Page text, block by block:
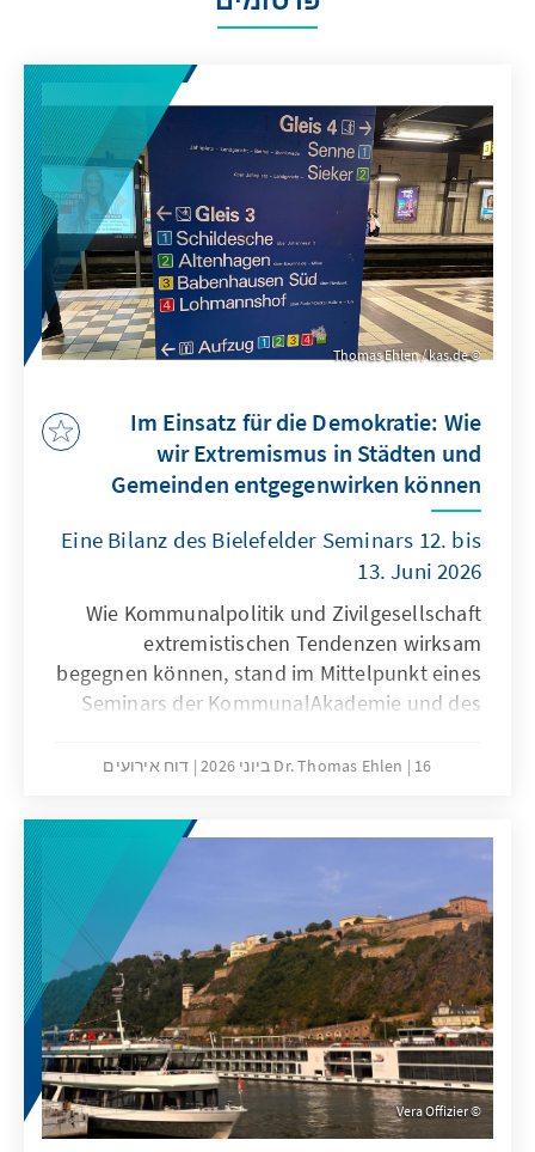
Thomas Ehlen / kas.de
Im Einsatz für die Demokratie: Wie
wir Extremismus in Städten und
Gemeinden entgegenwirken können
Eine Bilanz des Bielefelder Seminars 12. bis
13. Juni 2026
Wie Kommunalpolitik und Zivilgesellschaft
extremistischen Tendenzen wirksam
begegnen können, stand im Mittelpunkt eines
Seminars der KommunalAkademie und des
Westfalen der Konrad-Adenauer-Stiftung in
Kommunalpolitikerinnen und -politiker
Erscheinungsformen, Strategien und
Gegenmaßnahmen auseinander.
Dr. Thomas Ehlen 16 ביוני 2026 דוח אירועים
Vera Offizier